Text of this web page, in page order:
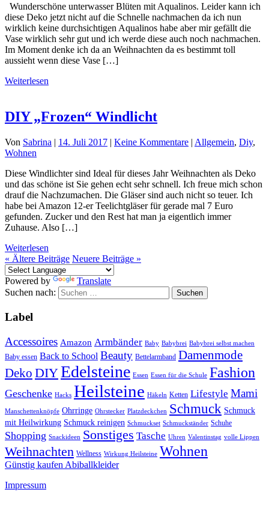
Wunderschöne unterwasser Blüten mit Aqualinos. Leider kann ich
diese Deko jetzt nicht auf die Schnelle nachmachen da ich nun
wirklich keine durchsichtigen Aqualinos habe aber mir gefällt die
Vase wirklich sehr gut und ich werde diese auch noch nachmachen.
Im Moment denke ich da an Weihnachten da es bestimmt toll
aussieht wenn diese Vase […]
Weiterlesen
DIY „Frozen“ Windlicht
Von Sabrina | 14. Juli 2017 | Keine Kommentare | Allgemein, Diy,
Wohnen
Diese Windlichter sind Ideal für dieses Jahr Weihnachten als Deko
und das schöne ist Sie gehen echt sehr schnell. Ich freue mich schon
drauf die Nachzumachen. Die Gläser sind auch nicht so teuer. Ich
habe bei Amazon 12-er Teelichtgläser für gerade mal 7 Euro
gefunden. Zucker und den Rest hat man ja eigentlich immer
Zuhause. Also […]
Weiterlesen
« Ältere Beiträge Neuere Beiträge »
Powered by
Translate
Suchen nach:
Label
Accessoires Amazon Armbänder Baby Babybrei Babybrei selbst machen
Baby essen Back to School Beauty Bettelarmband Damenmode
Deko DIYEdelsteine Essen Essen für die Schule Fashion
Geschenke Hacks Heilsteine Häkeln Ketten Lifestyle Mami
Manschettenknöpfe Ohrringe Ohrstecker Platzdeckchen Schmuck Schmuck
mit Heilwirkung Schmuck reinigen Schmuckset Schmuckständer Schuhe
Shopping Snackideen Sonstiges Tasche Uhren Valentinstag volle Lippen
Weihnachten Wellness Wirkung Heilsteine Wohnen
Günstig kaufen Abiballkleider
Impressum